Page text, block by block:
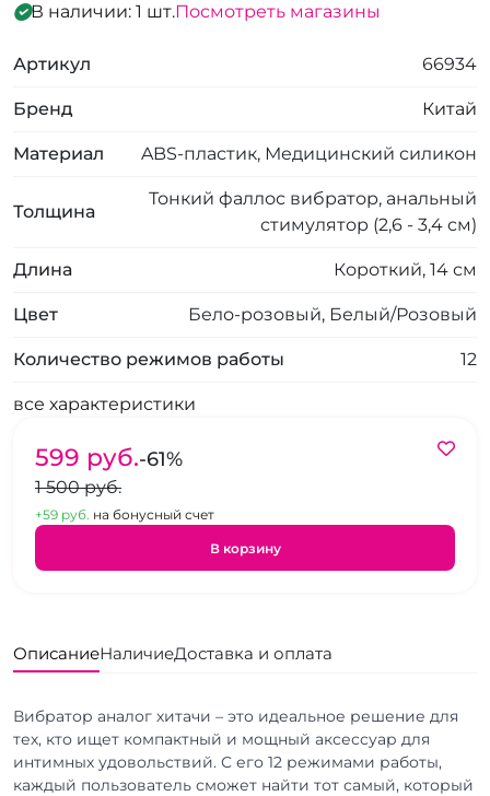
В наличии: 1 шт.Посмотреть магазины
Артикул 66934
Бренд Китай
Материал ABS-пластик, Медицинский силикон
Толщина
Тонкий фаллос вибратор, анальный
стимулятор (2,6 - 3,4 см)
Длина Короткий, 14 см
Цвет Бело-розовый, Белый/Розовый
Количество режимов работы 12
все характеристики
599 pуб.-61%
1 500 pуб.
+59 pуб. на бонусный счет
В корзину
ОписаниеНаличиеДоставка и оплата
Вибратор аналог хитачи – это идеальное решение для
тех, кто ищет компактный и мощный аксессуар для
интимных удовольствий. С его 12 режимами работы,
каждый пользователь сможет найти тот самый, который